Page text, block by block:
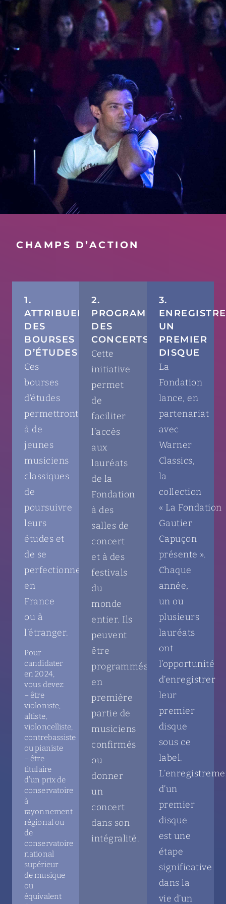
CHAMPS D’ACTION
1.
ATTRIBUER
DES
BOURSES
D’ÉTUDES
Ces
bourses
d’études
permettront
à de
jeunes
musiciens
classiques
de
poursuivre
leurs
études et
de se
perfectionner
en
France
ou à
l’étranger.
Pour
candidater
en 2024,
vous devez:
– être
violoniste,
altiste,
violoncelliste,
contrebassiste
ou pianiste
– être
titulaire
d’un prix de
conservatoire
à
rayonnement
régional ou
de
conservatoire
national
supérieur
de musique
ou
équivalent
2.
PROGRAMMER
DES
CONCERTS
Cette
initiative
permet
de
faciliter
l’accès
aux
lauréats
de la
Fondation
à des
salles de
concert
et à des
festivals
du
monde
entier. Ils
peuvent
être
programmés
en
première
partie de
musiciens
confirmés
ou
donner
un
concert
dans son
intégralité.
3.
UN
PREMIER
DISQUE
La
Fondation
lance, en
partenariat
avec
Warner
Classics,
la
collection
« La Fondation
Gautier
Capuçon
présente ».
Chaque
année,
un ou
plusieurs
lauréats
ont
l’opportunité
d’enregistrer
leur
premier
disque
sous ce
label.
d’un
premier
disque
est une
étape
significative
dans la
vie d’un